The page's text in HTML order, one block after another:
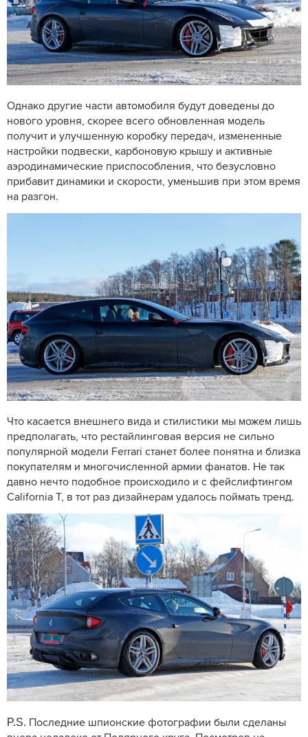
Однако другие части автомобиля будут доведены до
нового уровня, скорее всего обновленная модель
получит и улучшенную коробку передач, измененные
настройки подвески, карбоновую крышу и активные
аэродинамические приспособления, что безусловно
прибавит динамики и скорости, уменьшив при этом время
на разгон.
Что касается внешнего вида и стилистики мы можем лишь
предполагать, что рестайлинговая версия не сильно
популярной модели Ferrari станет более понятна и близка
покупателям и многочисленной армии фанатов. Не так
давно нечто подобное происходило и с фейслифтингом
California T, в тот раз дизайнерам удалось поймать тренд.
P.S. Последние шпионские фотографии были сделаны